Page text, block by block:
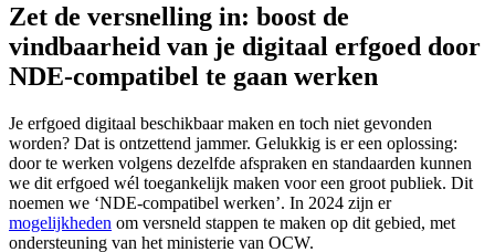
Zet de versnelling in: boost de
vindbaarheid van je digitaal erfgoed door
NDE-compatibel te gaan werken
Je erfgoed digitaal beschikbaar maken en toch niet gevonden
worden? Dat is ontzettend jammer. Gelukkig is er een oplossing:
door te werken volgens dezelfde afspraken en standaarden kunnen
we dit erfgoed wél toegankelijk maken voor een groot publiek. Dit
noemen we ‘NDE-compatibel werken’. In 2024 zijn er
mogelijkheden om versneld stappen te maken op dit gebied, met
ondersteuning van het ministerie van OCW.